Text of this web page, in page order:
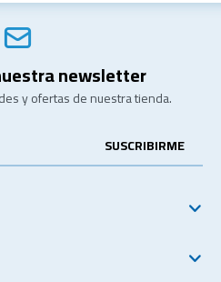
newsletter
y ofertas de nuestra tienda.
SUSCRIBIRME